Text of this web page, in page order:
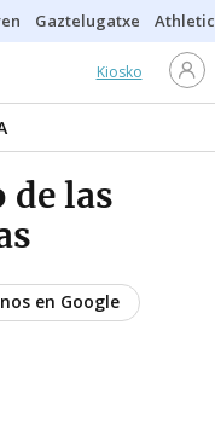
Gaztelugatxe Athletic
Kiosko
de las
en Google